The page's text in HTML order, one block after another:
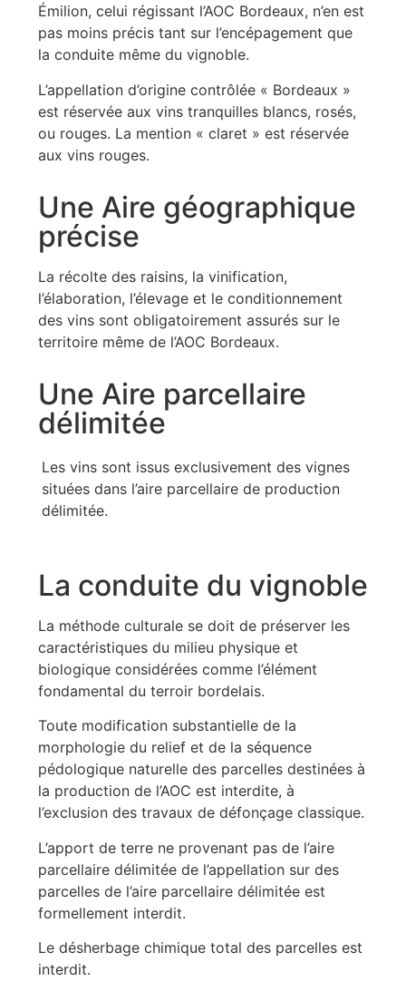
Émilion, celui régissant l’AOC Bordeaux, n’en est
pas moins précis tant sur l’encépagement que
la conduite même du vignoble.
L’appellation d’origine contrôlée « Bordeaux »
est réservée aux vins tranquilles blancs, rosés,
ou rouges. La mention « claret » est réservée
aux vins rouges.
Une Aire géographique
précise
La récolte des raisins, la vinification,
l’élaboration, l’élevage et le conditionnement
des vins sont obligatoirement assurés sur le
territoire même de l’AOC Bordeaux.
Une Aire parcellaire
délimitée
Les vins sont issus exclusivement des vignes
situées dans l’aire parcellaire de production
délimitée.
La conduite du vignoble
La méthode culturale se doit de préserver les
caractéristiques du milieu physique et
biologique considérées comme l’élément
fondamental du terroir bordelais.
Toute modification substantielle de la
morphologie du relief et de la séquence
pédologique naturelle des parcelles destinées à
la production de l’AOC est interdite, à
l’exclusion des travaux de défonçage classique.
L’apport de terre ne provenant pas de l’aire
parcellaire délimitée de l’appellation sur des
parcelles de l’aire parcellaire délimitée est
formellement interdit.
Le désherbage chimique total des parcelles est
interdit.